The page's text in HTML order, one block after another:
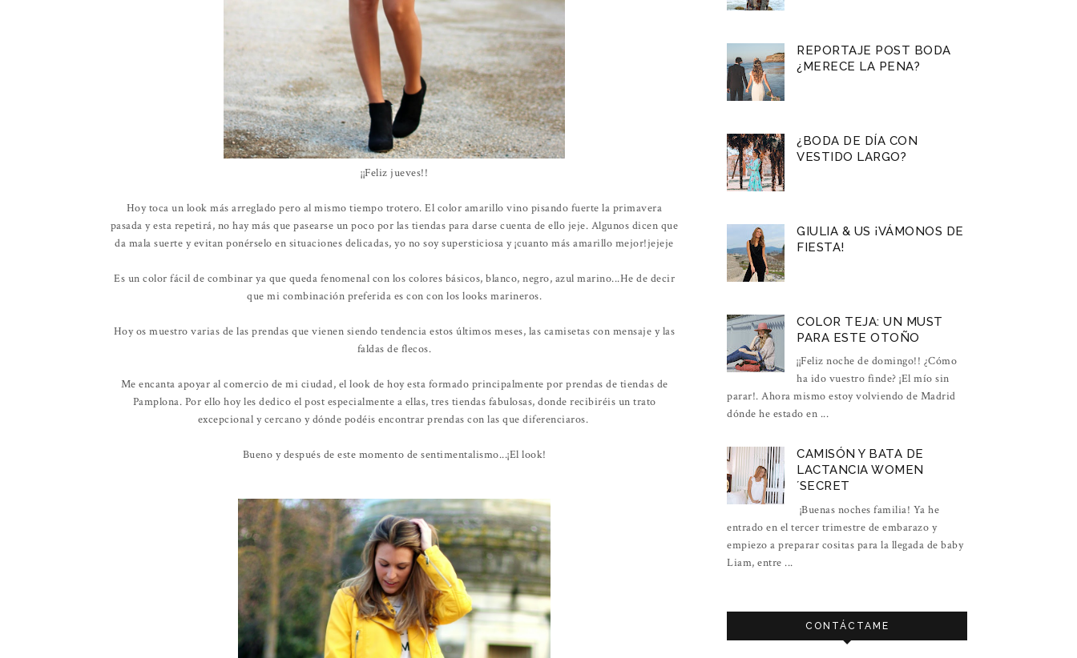
¡¡Feliz jueves!!
Hoy toca un look más arreglado pero al mismo tiempo trotero. El color amarillo vino pisando fuerte la primavera
pasada y esta repetirá, no hay más que pasearse un poco por las tiendas para darse cuenta de ello jeje. Algunos dicen que
da mala suerte y evitan ponérselo en situaciones delicadas, yo no soy supersticiosa y ¡cuanto más amarillo mejor!jejeje
Es un color fácil de combinar ya que queda fenomenal con los colores básicos, blanco, negro, azul marino...He de decir
que mi combinación preferida es con con los looks marineros.
Hoy os muestro varias de las prendas que vienen siendo tendencia estos últimos meses, las camisetas con mensaje y las
faldas de flecos.
Me encanta apoyar al comercio de mi ciudad, el look de hoy esta formado principalmente por prendas de tiendas de
Pamplona. Por ello hoy les dedico el post especialmente a ellas, tres tiendas fabulosas, donde recibiréis un trato
excepcional y cercano y dónde podéis encontrar prendas con las que diferenciaros.
Bueno y después de este momento de sentimentalismo...¡El look!
REPORTAJE POST BODA
¿MERECE LA PENA?
¿BODA DE DÍA CON
VESTIDO LARGO?
GIULIA & US ¡VÁMONOS DE
FIESTA!
COLOR TEJA: UN MUST
PARA ESTE OTOÑO
¡¡Feliz noche de domingo!! ¿Cómo
ha ido vuestro finde? ¡El mío sin
parar!. Ahora mismo estoy volviendo de Madrid
dónde he estado en ...
CAMISÓN Y BATA DE
LACTANCIA WOMEN
´SECRET
¡Buenas noches familia! Ya he
entrado en el tercer trimestre de embarazo y
empiezo a preparar cositas para la llegada de baby
Liam, entre ...
CONTÁCTAME